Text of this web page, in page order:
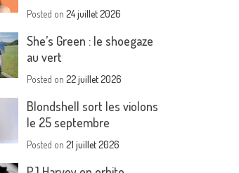
Posted on24 juillet 2026
She’s Green : le shoegaze
au vert
Posted on22 juillet 2026
Blondshell sort les violons
le 25 septembre
Posted on21 juillet 2026